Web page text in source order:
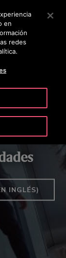
BUSCAR
INGLÉS)
en
redes